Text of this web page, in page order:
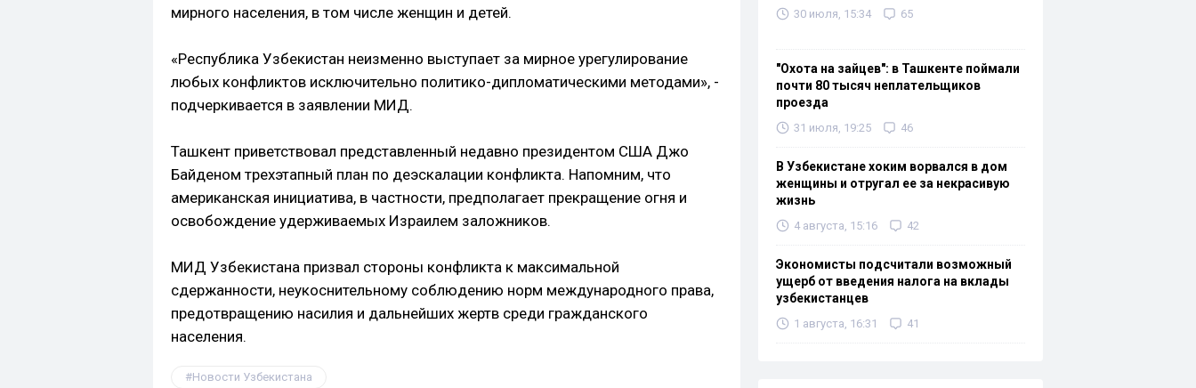
мирного населения, в том числе женщин и детей.
«Республика Узбекистан неизменно выступает за мирное урегулирование
любых конфликтов исключительно политико-дипломатическими методами», -
подчеркивается в заявлении МИД.
Ташкент приветствовал представленный недавно президентом США Джо
Байденом трехэтапный план по деэскалации конфликта. Напомним, что
американская инициатива, в частности, предполагает прекращение огня и
освобождение удерживаемых Израилем заложников.
МИД Узбекистана призвал стороны конфликта к максимальной
сдержанности, неукоснительному соблюдению норм международного права,
предотвращению насилия и дальнейших жертв среди гражданского
населения.
Новости Узбекистана
30 июля, 15:34 65
"Охота на зайцев": в Ташкенте поймали
почти 80 тысяч неплательщиков
проезда
31 июля, 19:25 46
В Узбекистане хоким ворвался в дом
женщины и отругал ее за некрасивую
жизнь
4 августа, 15:16 42
Экономисты подсчитали возможный
ущерб от введения налога на вклады
узбекистанцев
1 августа, 16:31 41